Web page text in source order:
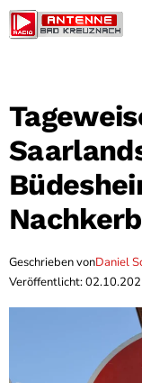
Nachkerb
Geschrieben vonDaniel
Veröffentlicht: